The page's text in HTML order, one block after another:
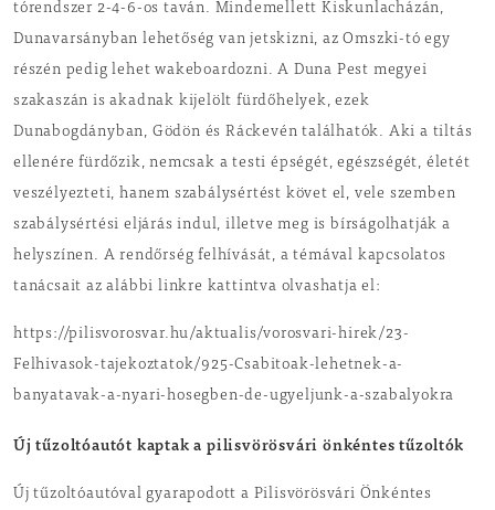
tórendszer 2-4-6-os taván. Mindemellett Kiskunlacházán,
Dunavarsányban lehetőség van jetskizni, az Omszki-tó egy
részén pedig lehet wakeboardozni. A Duna Pest megyei
szakaszán is akadnak kijelölt fürdőhelyek, ezek
Dunabogdányban, Gödön és Ráckevén találhatók. Aki a tiltás
ellenére fürdőzik, nemcsak a testi épségét, egészségét, életét
veszélyezteti, hanem szabálysértést követ el, vele szemben
szabálysértési eljárás indul, illetve meg is bírságolhatják a
helyszínen. A rendőrség felhívását, a témával kapcsolatos
tanácsait az alábbi linkre kattintva olvashatja el:
https://pilisvorosvar.hu/aktualis/vorosvari-hirek/23-
Felhivasok-tajekoztatok/925-Csabitoak-lehetnek-a-
banyatavak-a-nyari-hosegben-de-ugyeljunk-a-szabalyokra
Új tűzoltóautót kaptak a pilisvörösvári önkéntes tűzoltók
Új tűzoltóautóval gyarapodott a Pilisvörösvári Önkéntes